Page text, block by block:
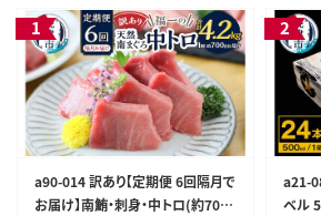
a90-014 訳あり【定期便 6回隔月で
お届け】南鮪・刺身・中トロ(約700
a21-
ベル